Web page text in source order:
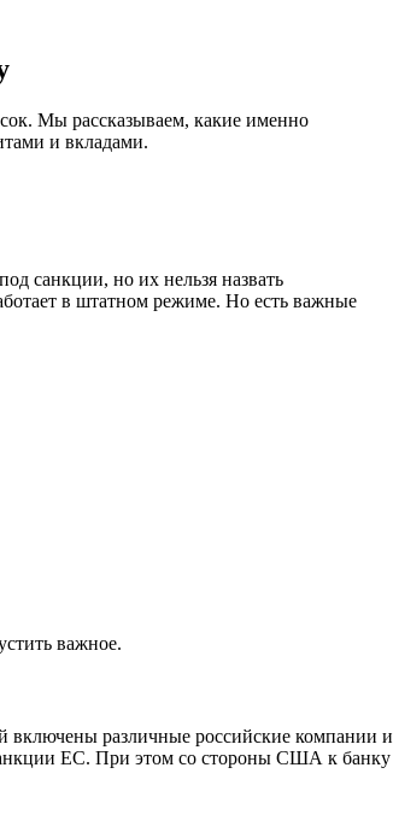
Мы рассказываем, какие именно
и вкладами.
санкции, но их нельзя назвать
в штатном режиме. Но есть важные
важное.
различные российские компании и
ЕС. При этом со стороны США к банку